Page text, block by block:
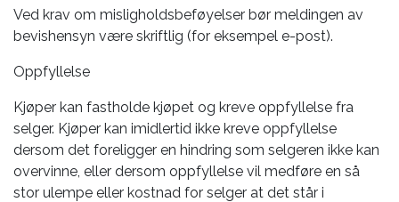
Ved krav om misligholdsbeføyelser bør meldingen av
bevishensyn være skriftlig (for eksempel e-post).
Oppfyllelse
Kjøper kan fastholde kjøpet og kreve oppfyllelse fra
selger. Kjøper kan imidlertid ikke kreve oppfyllelse
dersom det foreligger en hindring som selgeren ikke kan
overvinne, eller dersom oppfyllelse vil medføre en så
stor ulempe eller kostnad for selger at det står i